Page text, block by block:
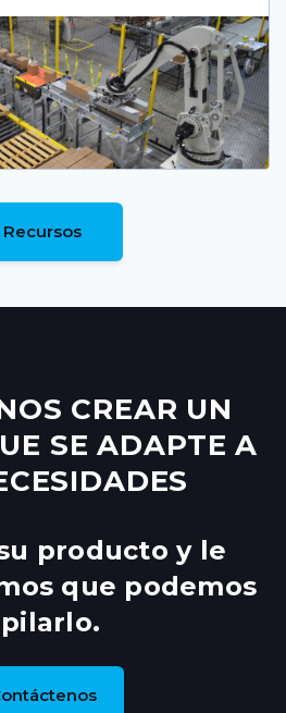
Recursos
CREAR UN
SE ADAPTE A
producto y le
que podemos